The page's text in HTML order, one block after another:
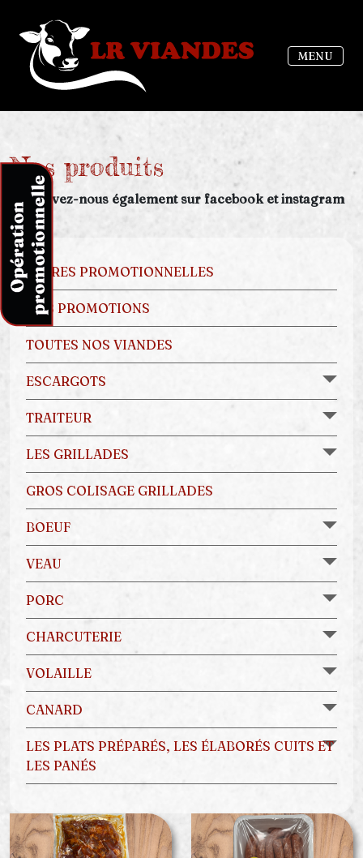
MENU
Nos produits
Retrouvez-nous également sur facebook et instagram
OFFRES PROMOTIONNELLES
NOS PROMOTIONS
TOUTES NOS VIANDES
ESCARGOTS
TRAITEUR
LES GRILLADES
GROS COLISAGE GRILLADES
BOEUF
VEAU
PORC
CHARCUTERIE
VOLAILLE
CANARD
LES PLATS PRÉPARÉS, LES ÉLABORÉS CUITS ET
LES PANÉS